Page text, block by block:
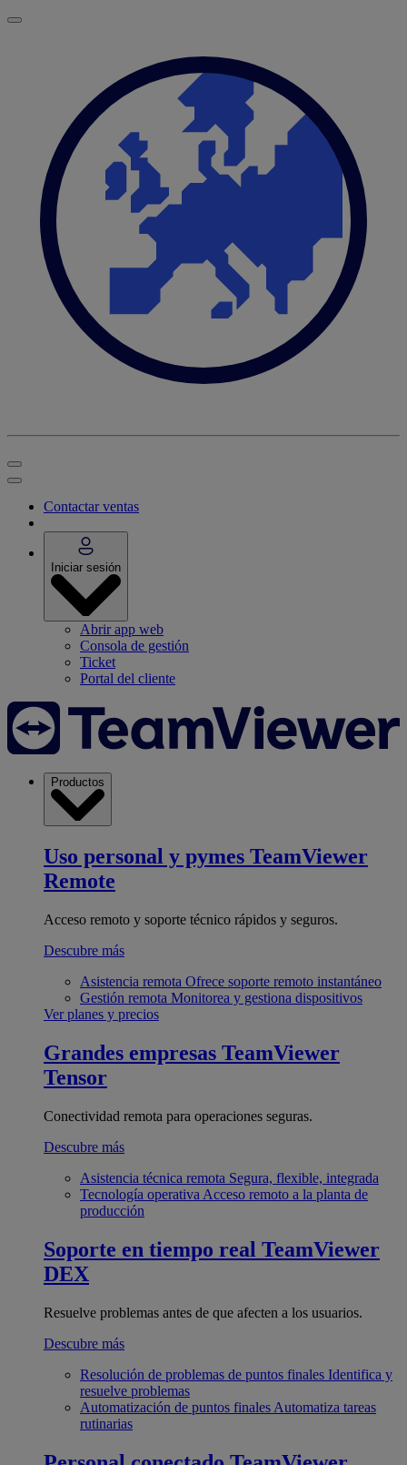
Contactar ventas
Iniciar sesión
Abrir app web
Consola de gestión
Ticket
Portal del cliente
Productos
Uso personal y pymes TeamViewer
Remote
Acceso remoto y soporte técnico rápidos y seguros.
Descubre más
Asistencia remota Ofrece soporte remoto instantáneo
Gestión remota Monitorea y gestiona dispositivos
Ver planes y precios
Grandes empresas TeamViewer
Tensor
Conectividad remota para operaciones seguras.
Descubre más
Asistencia técnica remota Segura, flexible, integrada
Tecnología operativa Acceso remoto a la planta de
producción
Soporte en tiempo real TeamViewer
DEX
Resuelve problemas antes de que afecten a los usuarios.
Descubre más
Resolución de problemas de puntos finales Identifica y
resuelve problemas
Automatización de puntos finales Automatiza tareas
rutinarias